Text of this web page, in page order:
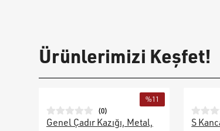
Ürünlerimizi Keşfet!
%11
(0)
Genel Çadır Kazığı, Metal,
S